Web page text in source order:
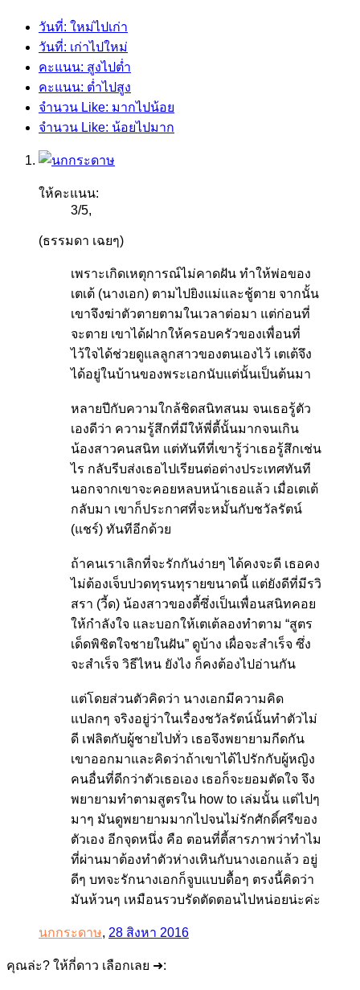
วันที่: ใหม่ไปเก่า
วันที่: เก่าไปใหม่
คะแนน: สูงไปต่ำ
คะแนน: ต่ำไปสูง
จำนวน Like: มากไปน้อย
จำนวน Like: น้อยไปมาก
ให้คะแนน:
3/5,
(ธรรมดา เฉยๆ)
เพราะเกิดเหตุการณ์ไม่คาดฝัน ทำให้พ่อของ
เตเต้ (นางเอก) ตามไปยิงแม่และชู้ตาย จากนั้น
เขาจึงฆ่าตัวตายตามในเวลาต่อมา แต่ก่อนที่
จะตาย เขาได้ฝากให้ครอบครัวของเพื่อนที่
ไว้ใจได้ช่วยดูแลลูกสาวของตนเองไว้ เตเต้จึง
ได้อยู่ในบ้านของพระเอกนับแต่นั้นเป็นต้นมา
หลายปีกับความใกล้ชิดสนิทสนม จนเธอรู้ตัว
เองดีว่า ความรู้สึกที่มีให้พี่ตี้นั้นมากจนเกิน
น้องสาวคนสนิท แต่ทันทีที่เขารู้ว่าเธอรู้สึกเช่น
ไร กลับรีบส่งเธอไปเรียนต่อต่างประเทศทันที
นอกจากเขาจะคอยหลบหน้าเธอแล้ว เมื่อเตเต้
กลับมา เขาก็ประกาศที่จะหมั้นกับชวัลรัตน์
(แชร์) ทันทีอีกด้วย
ถ้าคนเราเลิกที่จะรักกันง่ายๆ ได้คงจะดี เธอคง
ไม่ต้องเจ็บปวดทุรนทุรายขนาดนี้ แต่ยังดีที่มีรวิ
สรา (วี้ด) น้องสาวของตี้ซึ่งเป็นเพื่อนสนิทคอย
ให้กำลังใจ และบอกให้เตเต้ลองทำตาม “สูตร
เด็ดพิชิตใจชายในฝัน” ดูบ้าง เผื่อจะสำเร็จ ซึ่ง
จะสำเร็จ วิธีไหน ยังไง ก็คงต้องไปอ่านกัน
แต่โดยส่วนตัวคิดว่า นางเอกมีความคิด
แปลกๆ จริงอยู่ว่าในเรื่องชวัลรัตน์นั้นทำตัวไม่
ดี เฟลิตกับผู้ชายไปทั่ว เธอจึงพยายามกีดกัน
เขาออกมาและคิดว่าถ้าเขาได้ไปรักกับผู้หญิง
คนอื่นที่ดีกว่าตัวเธอเอง เธอก็จะยอมตัดใจ จึง
พยายามทำตามสูตรใน how to เล่มนั้น แต่ไปๆ
มาๆ มันดูพยายามมากไปจนไม่รักศักดิ์ศรีของ
ตัวเอง อีกจุดหนึ่ง คือ ตอนที่ตี้สารภาพว่าทำไม
ที่ผ่านมาต้องทำตัวห่างเหินกับนางเอกแล้ว อยู่
ดีๆ บทจะรักนางเอกก็จูบแบบดื้อๆ ตรงนี้คิดว่า
มันห้วนๆ เหมือนรวบรัดตัดตอนไปหน่อยน่ะค่ะ
นกกระดาษ, 28 สิงหา 2016
คุณล่ะ? ให้กี่ดาว เลือกเลย ➜: